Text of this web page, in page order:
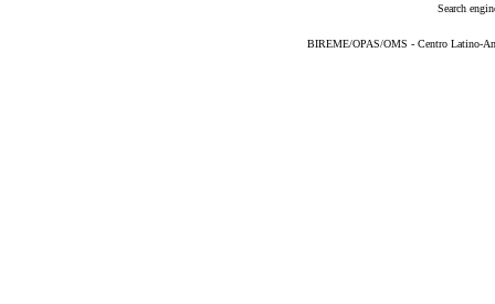
Search
BIREME/OPAS/OMS - Centro Latino-